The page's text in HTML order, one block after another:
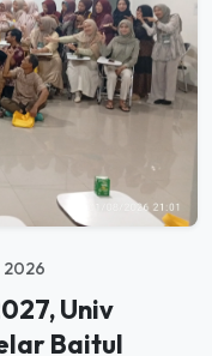
2026
Univ
Baitul